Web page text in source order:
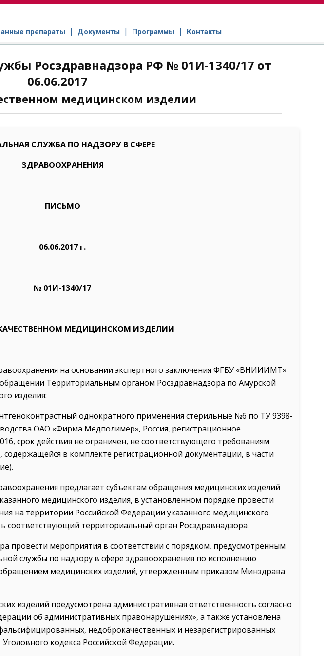
препараты Документы Программы Контакты
Росздравнадзора РФ № 01И-1340/17 от
06.06.2017
медицинском изделии
СЛУЖБА ПО НАДЗОРУ В СФЕРЕ
ЗДРАВООХРАНЕНИЯ
ПИСЬМО
06.06.2017 г.
№ 01И-1340/17
МЕДИЦИНСКОМ ИЗДЕЛИИ
на основании экспертного заключения ФГБУ «ВНИИИМТ»
Территориальным органом Росздравнадзора по Амурской
изделия:
однократного применения стерильные №6 по ТУ 9398-
ОАО «Фирма Медполимер», Россия, регистрационное
срок действия не ограничен, не соответствующего требованиям
в комплекте регистрационной документации, в части
предлагает субъектам обращения медицинских изделий
медицинского изделия, в установленном порядке провести
на территории Российской Федерации указанного медицинского
соответствующий территориальный орган Росздравнадзора.
провести мероприятия в соответствии с порядком, предусмотренным
службы по надзору в сфере здравоохранения по исполнению
медицинских изделий, утвержденным приказом Минздрава
изделий предусмотрена административная ответственность согласно
об административных правонарушениях», а также установлена
недоброкачественных и незарегистрированных
кодекса Российской Федерации.